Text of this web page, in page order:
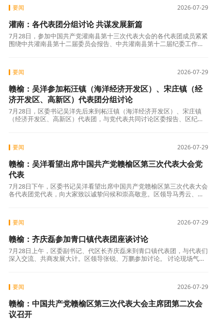
2026-07-29
要闻
灌南：各代表团分组讨论 共谋发展新篇
7月28日，参加中国共产党灌南县第十三次代表大会的各代表团成员紧紧
围绕中共灌南县第十二届委员会报告、中共灌南县第十二届纪委工作报
2026-07-29
要闻
赣榆：吴洋参加柘汪镇（海洋经济开发区）、宋庄镇（经
济开发区、高新区）代表团分组讨论
7月28日，区委书记吴洋先后来到柘汪镇（海洋经济开发区）、宋庄镇
（经济开发区、高新区）代表团，与党代表共同讨论区委报告、区纪委
2026-07-29
要闻
赣榆：吴洋看望出席中国共产党赣榆区第三次代表大会党
代表
7月28日下午，区委书记吴洋看望出席中国共产党赣榆区第三次代表大会
各代表团党代表，向大家致以诚挚问候和崇高敬意。区领导马秀云、许
2026-07-29
要闻
赣榆：齐庆磊参加青口镇代表团座谈讨论
7月28日上午，区委副书记、代区长齐庆磊来到青口镇代表团，与代表们
深入交流、共商发展大计。区领导张锐、万鹏参加讨论。 讨论现场气氛
2026-07-29
要闻
赣榆：中国共产党赣榆区第三次代表大会主席团第二次会
议召开